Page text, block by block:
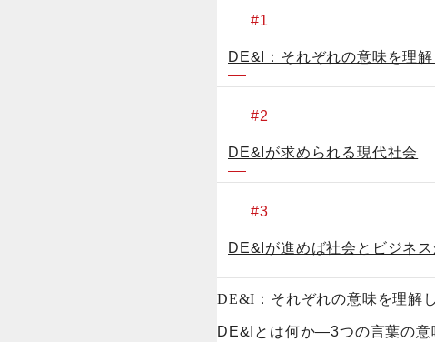
DE&I：それぞれの意味を理解
DE&Iが求められる現代社会
DE&Iが進めば社会とビジネス
DE&I：それぞれの意味を理解
DE&Iとは何か―3つの言葉の意